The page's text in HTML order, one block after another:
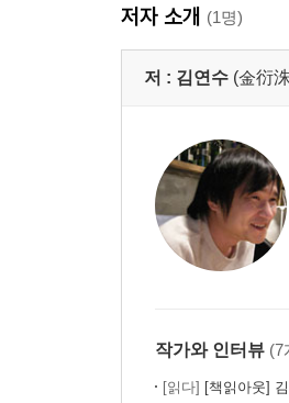
저자 소개 (1명)
저 : 김연수 (金衍
작가와 인터뷰 (7
[읽다] [책읽아웃] 김연